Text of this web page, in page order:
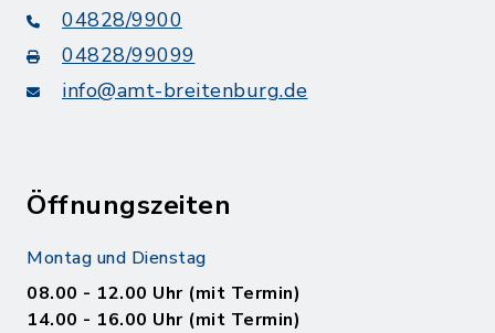
04828/9900
04828/99099
info@amt-breitenburg.de
Öffnungszeiten
Montag und Dienstag
08.00 - 12.00 Uhr (mit Termin)
14.00 - 16.00 Uhr (mit Termin)